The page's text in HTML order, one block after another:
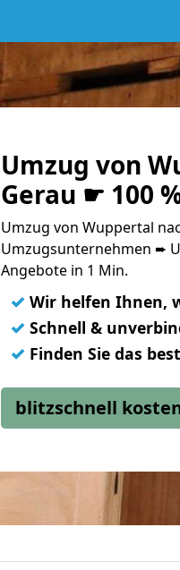
Umzug von
Gerau ☛ 100
Umzug von Wuppertal
Umzugsunternehmen ➨
Angebote in 1 Min.
✓ Wir helfen Ihnen,
✓ Schnell &
✓ Finden Sie das
blitzschnell